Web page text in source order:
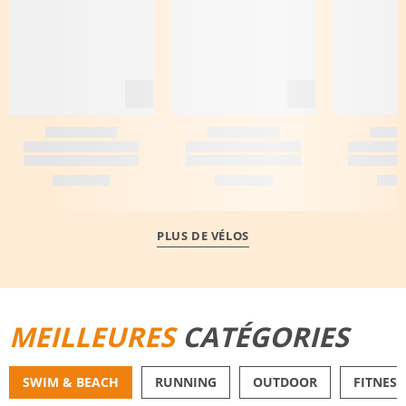
PLUS DE VÉLOS
MEILLEURESCATÉGORIES
SWIM & BEACH RUNNING OUTDOOR FITNESS